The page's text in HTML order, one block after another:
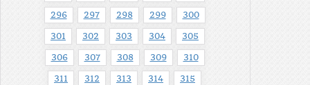
296 297 298 299 300
301 302 303 304 305
306 307 308 309 310
311 312 313 314 315